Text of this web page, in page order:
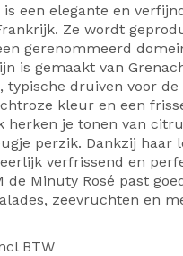
is een elegante en
Ze wordt
gerenommeerd
is gemaakt van
typische druiven voor de
kleur en een
herken je tonen van
perzik. Dankzij haar
verfrissend en
de Minuty Rosé past
zeevruchten en
BTW